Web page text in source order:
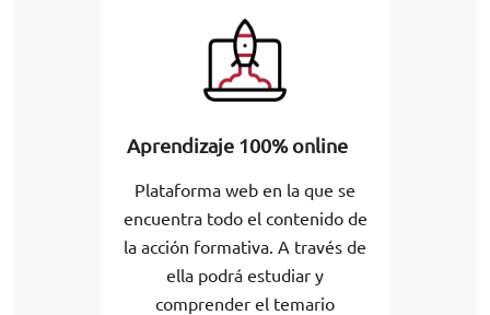
Aprendizaje 100% online
Plataforma web en la que se
encuentra todo el contenido de
la acción formativa. A través de
ella podrá estudiar y
comprender el temario